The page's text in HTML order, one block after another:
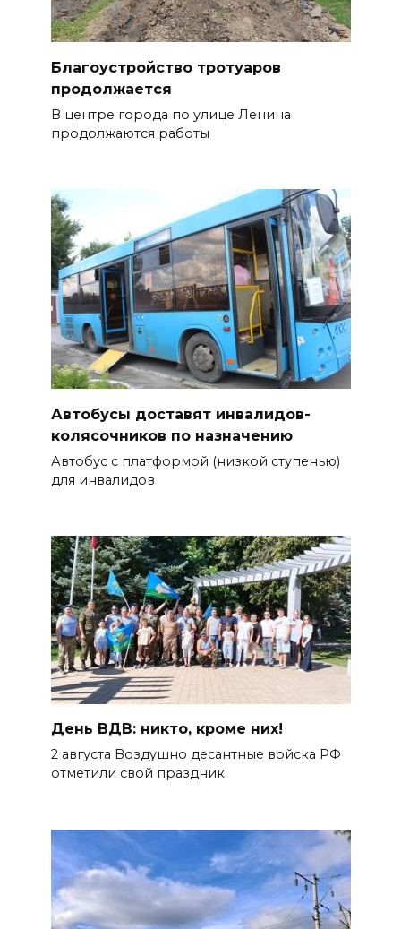
Благоустройство тротуаров
продолжается
В центре города по улице Ленина
продолжаются работы
Автобусы доставят инвалидов-
колясочников по назначению
Автобус с платформой (низкой ступенью)
для инвалидов
День ВДВ: никто, кроме них!
2 августа Воздушно десантные войска РФ
отметили свой праздник.